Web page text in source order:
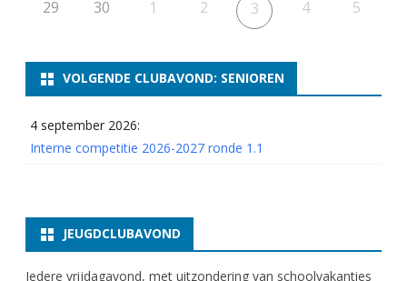
29 30 1 2 3 4 5
VOLGENDE CLUBAVOND: SENIOREN
4 september 2026:
Interne competitie 2026-2027 ronde 1.1
JEUGDCLUBAVOND
Iedere vrijdagavond, met uitzondering van schoolvakanties